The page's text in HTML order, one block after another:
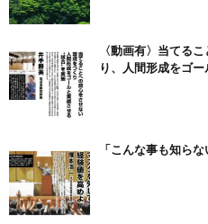
〈動画有〉当てる
り、人間形成をゴ
「こんな事も知ら